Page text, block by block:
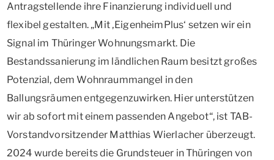
Antragstellende ihre Finanzierung individuell und
flexibel gestalten. „Mit ‚EigenheimPlus‘ setzen wir ein
Signal im Thüringer Wohnungsmarkt. Die
Bestandssanierung im ländlichen Raum besitzt großes
Potenzial, dem Wohnraummangel in den
Ballungsräumen entgegenzuwirken. Hier unterstützen
wir ab sofort mit einem passenden Angebot“, ist TAB-
Vorstandvorsitzender Matthias Wierlacher überzeugt.
2024 wurde bereits die Grundsteuer in Thüringen von